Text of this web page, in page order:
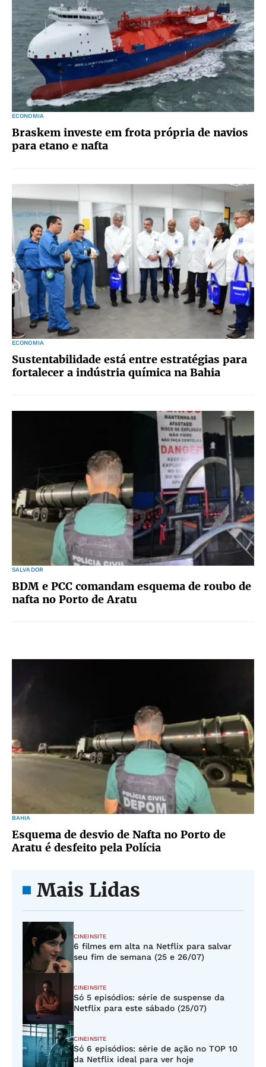
ECONOMIA
Braskem investe em frota própria de navios
para etano e nafta
ECONOMIA
Sustentabilidade está entre estratégias para
fortalecer a indústria química na Bahia
SALVADOR
BDM e PCC comandam esquema de roubo de
nafta no Porto de Aratu
BAHIA
Esquema de desvio de Nafta no Porto de
Aratu é desfeito pela Polícia
Mais Lidas
CINEINSITE
6 filmes em alta na Netflix para salvar
seu fim de semana (25 e 26/07)
CINEINSITE
Só 5 episódios: série de suspense da
Netflix para este sábado (25/07)
CINEINSITE
Só 6 episódios: série de ação no TOP 10
da Netflix ideal para ver hoje